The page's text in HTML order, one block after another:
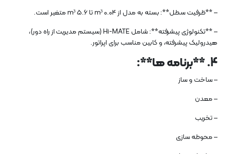
– **ظرفیت سطل**: بسته به مدل از 0.04 m³ تا 5.6 ​​m³ متغیر است.
– **تکنولوژی پیشرفته**: شامل Hi-MATE (سیستم مدیریت از راه دور)،
هیدرولیک پیشرفته، و کابین مناسب برای اپراتور.
4. **برنامه ها**:
– ساخت و ساز
– معدن
– تخریب
– محوطه سازی